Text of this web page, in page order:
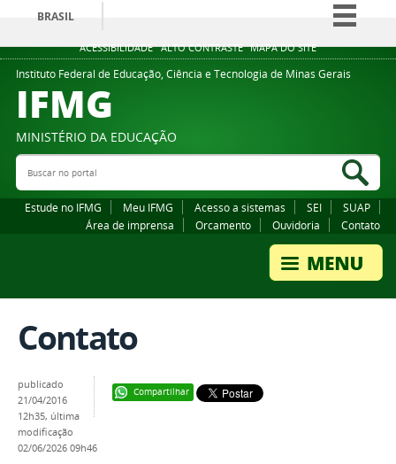
ACESSIBILIDADE ALTO CONTRASTE MAPA DO SITE
BRASIL
Simplifique!
Comunica BR
Legislação
Instituto Federal de Educação, Ciência e Tecnologia de Minas Gerais
IFMG
MINISTÉRIO DA EDUCAÇÃO
Buscar no portal
Estude no IFMG Meu IFMG Acesso a sistemas SEI
SUAP
Área de imprensa
Orcamento Ouvidoria Contato
Contato
Compartilhar
publicado
21/04/2016
12h35, última
modificação
02/06/2026 09h46